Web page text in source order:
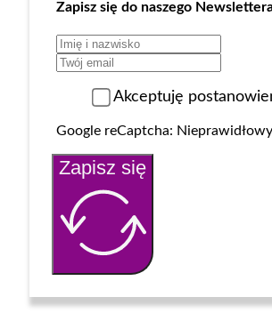
Zapisz się do naszego
Akceptuję
Google reCaptcha:
Zapisz się